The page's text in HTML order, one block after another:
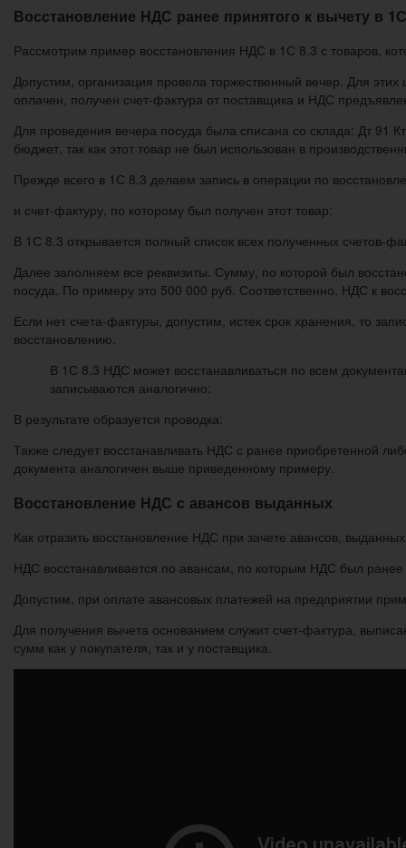
Восстановление НДС ранее принятого к вычету в
Рассмотрим пример восстановления НДС в 1С 8.3 с товаров,
Допустим, организация провела торжественный вечер. Для
оплачен, получен счет-фактура от поставщика и НДС
Для проведения вечера посуда была списана со склада: Дт 91
бюджет, так как этот товар не был использован в
Прежде всего в 1С 8.3 делаем запись в операции по
и счет-фактуру, по которому был получен этот товар:
В 1С 8.3 открывается полный список всех полученных счетов-
Далее заполняем все реквизиты. Сумму, по которой был
посуда. По примеру это 500 000 руб. Соответственно, НДС к
Если нет счета-фактуры, допустим, истек срок хранения, то
восстановлению.
В 1С 8.3 НДС может восстанавливаться по всем
записываются аналогично:
В результате образуется проводка:
Также следует восстанавливать НДС с ранее приобретенной
документа аналогичен выше приведенному примеру.
Восстановление НДС с авансов выданных
Как отразить восстановление НДС при зачете авансов,
НДС восстанавливается по авансам, по которым НДС был ранее
Допустим, при оплате авансовых платежей на предприятии
Для получения вычета основанием служит счет-фактура,
сумм как у покупателя, так и у поставщика.